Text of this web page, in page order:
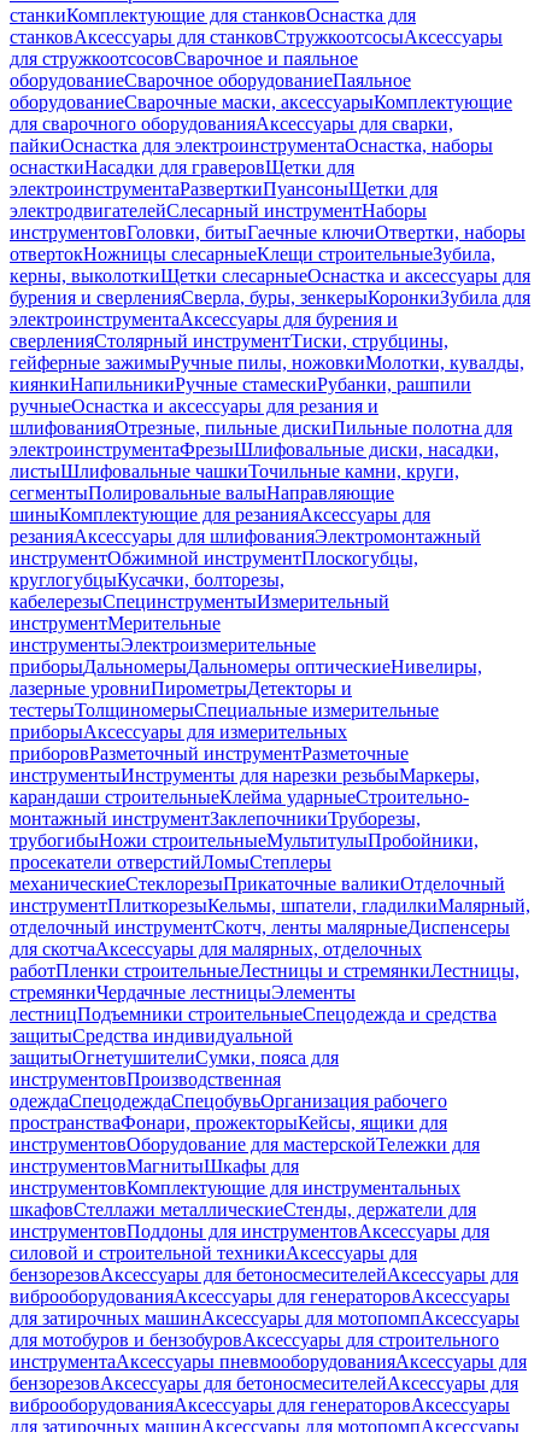
станкиКомплектующие для станковОснастка для
станковАксессуары для станковСтружкоотсосыАксессуары
для стружкоотсосовСварочное и паяльное
оборудованиеСварочное оборудованиеПаяльное
оборудованиеСварочные маски, аксессуарыКомплектующие
для сварочного оборудованияАксессуары для сварки,
пайкиОснастка для электроинструментаОснастка, наборы
оснасткиНасадки для граверовЩетки для
электроинструментаРазверткиПуансоныЩетки для
электродвигателейСлесарный инструментНаборы
инструментовГоловки, битыГаечные ключиОтвертки, наборы
отвертокНожницы слесарныеКлещи строительныеЗубила,
керны, выколоткиЩетки слесарныеОснастка и аксессуары для
бурения и сверленияСверла, буры, зенкерыКоронкиЗубила для
электроинструментаАксессуары для бурения и
сверленияСтолярный инструментТиски, струбцины,
гейферные зажимыРучные пилы, ножовкиМолотки, кувалды,
киянкиНапильникиРучные стамескиРубанки, рашпили
ручныеОснастка и аксессуары для резания и
шлифованияОтрезные, пильные дискиПильные полотна для
электроинструментаФрезыШлифовальные диски, насадки,
листыШлифовальные чашкиТочильные камни, круги,
сегментыПолировальные валыНаправляющие
шиныКомплектующие для резанияАксессуары для
резанияАксессуары для шлифованияЭлектромонтажный
инструментОбжимной инструментПлоскогубцы,
круглогубцыКусачки, болторезы,
кабелерезыСпецинструментыИзмерительный
инструментМерительные
инструментыЭлектроизмерительные
приборыДальномерыДальномеры оптическиеНивелиры,
лазерные уровниПирометрыДетекторы и
тестерыТолщиномерыСпециальные измерительные
приборыАксессуары для измерительных
приборовРазметочный инструментРазметочные
инструментыИнструменты для нарезки резьбыМаркеры,
карандаши строительныеКлейма ударныеСтроительно-
монтажный инструментЗаклепочникиТруборезы,
трубогибыНожи строительныеМультитулыПробойники,
просекатели отверстийЛомыСтеплеры
механическиеСтеклорезыПрикаточные валикиОтделочный
инструментПлиткорезыКельмы, шпатели, гладилкиМалярный,
отделочный инструментСкотч, ленты малярныеДиспенсеры
для скотчаАксессуары для малярных, отделочных
работПленки строительныеЛестницы и стремянкиЛестницы,
стремянкиЧердачные лестницыЭлементы
лестницПодъемники строительныеСпецодежда и средства
защитыСредства индивидуальной
защитыОгнетушителиСумки, пояса для
инструментовПроизводственная
одеждаСпецодеждаСпецобувьОрганизация рабочего
пространстваФонари, прожекторыКейсы, ящики для
инструментовОборудование для мастерскойТележки для
инструментовМагнитыШкафы для
инструментовКомплектующие для инструментальных
шкафовСтеллажи металлическиеСтенды, держатели для
инструментовПоддоны для инструментовАксессуары для
силовой и строительной техникиАксессуары для
бензорезовАксессуары для бетоносмесителейАксессуары для
виброоборудованияАксессуары для генераторовАксессуары
для затирочных машинАксессуары для мотопомпАксессуары
для мотобуров и бензобуровАксессуары для строительного
инструментаАксессуары пневмооборудованияАксессуары для
бензорезовАксессуары для бетоносмесителейАксессуары для
виброоборудованияАксессуары для генераторовАксессуары
для затирочных машинАксессуары для мотопомпАксессуары